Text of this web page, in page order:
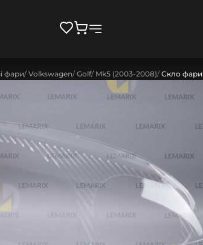
фари Volkswagen Golf Mk5 (2003-2008) Скло фари